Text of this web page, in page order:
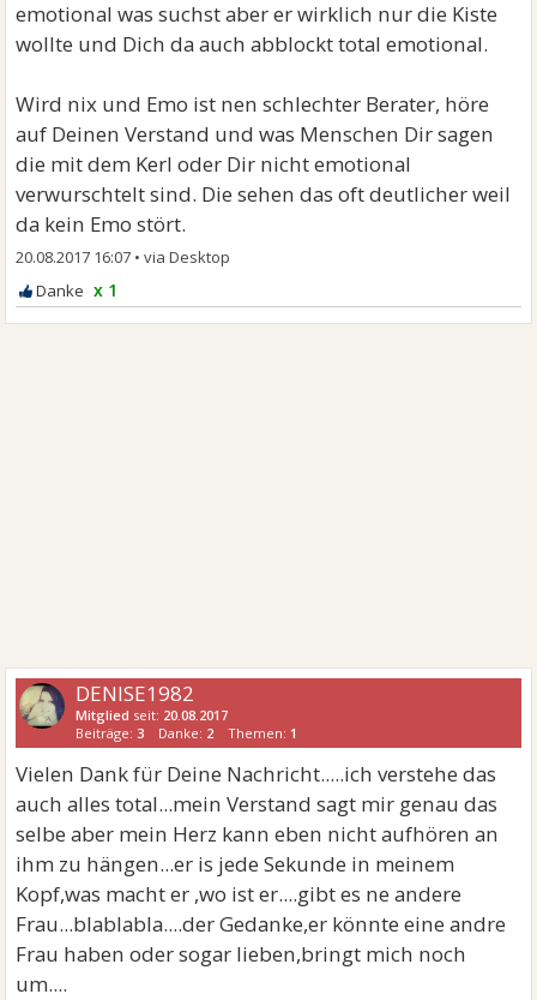
emotional was suchst aber er wirklich nur die Kiste
wollte und Dich da auch abblockt total emotional.
Wird nix und Emo ist nen schlechter Berater, höre
auf Deinen Verstand und was Menschen Dir sagen
die mit dem Kerl oder Dir nicht emotional
verwurschtelt sind. Die sehen das oft deutlicher weil
da kein Emo stört.
20.08.2017 16:07 •
x 1
DENISE1982
Mitglied seit: 20.08.2017
Beiträge:3 Danke: 2 Themen: 1
Vielen Dank für Deine Nachricht.....ich verstehe das
auch alles total...mein Verstand sagt mir genau das
selbe aber mein Herz kann eben nicht aufhören an
ihm zu hängen...er is jede Sekunde in meinem
Kopf,was macht er ,wo ist er....gibt es ne andere
Frau...blablabla....der Gedanke,er könnte eine andre
Frau haben oder sogar lieben,bringt mich noch
um....